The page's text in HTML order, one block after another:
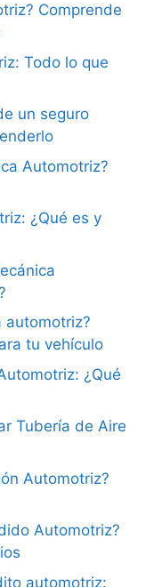
Comprende
Todo lo que
un seguro
Automotriz?
¿Qué es y
automotriz?
tu vehículo
¿Qué
Tubería de Aire
Automotriz?
Automotriz?
automotriz: